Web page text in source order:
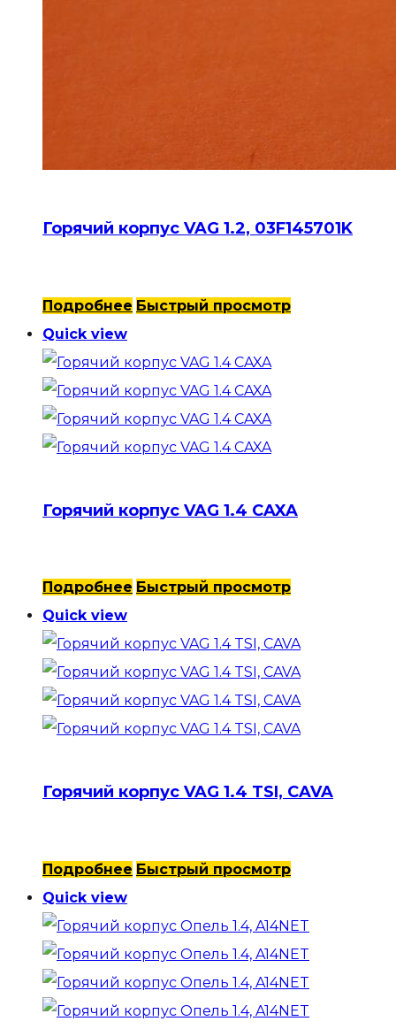
Горячий корпус VAG 1.2, 03F145701K
Подробнее Быстрый просмотр
Quick view
Горячий корпус VAG 1.4 CAXA
Подробнее Быстрый просмотр
Quick view
Горячий корпус VAG 1.4 TSI, CAVA
Подробнее Быстрый просмотр
Quick view